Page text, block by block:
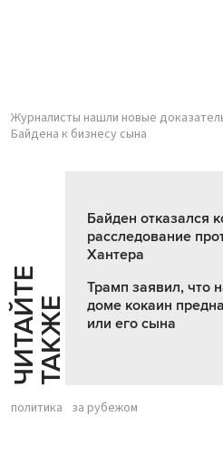
Журналисты нашли новые
Байдена к бизнесу сына
Ч
И
Т
АЙ
Т
Е
Т
А
К
ЖЕ
Байден отказался
расследование
Хантера
Трамп заявил, что
доме кокаин
или его сына
политика за рубежом